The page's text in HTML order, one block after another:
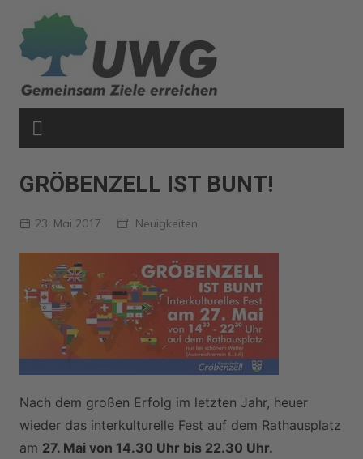
Inhalt
springen
GRÖBENZELL IST BUNT!
23. Mai 2017 Neuigkeiten
Nach dem großen Erfolg im letzten Jahr, heuer
wieder das interkulturelle Fest auf dem Rathausplatz
am 27. Mai von 14.30 Uhr bis 22.30 Uhr.